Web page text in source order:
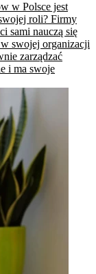
w Polsce jest
roli? Firmy
sami nauczą się
swojej organizacji
zarządzać
i ma swoje